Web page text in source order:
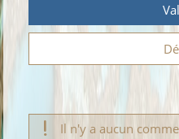
Il n'y a aucun